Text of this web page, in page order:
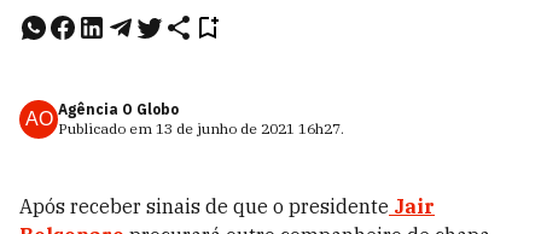
AO Agência O Globo
Publicado em 13 de junho de 2021 16h27.
Após receber sinais de que o presidente Jair